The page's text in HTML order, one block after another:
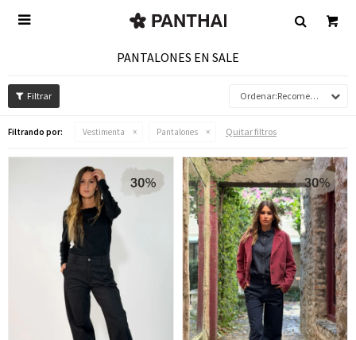

PANTALONES EN SALE
Recomendados
Filtrando por: Vestimenta Pantalones Quitar filtros